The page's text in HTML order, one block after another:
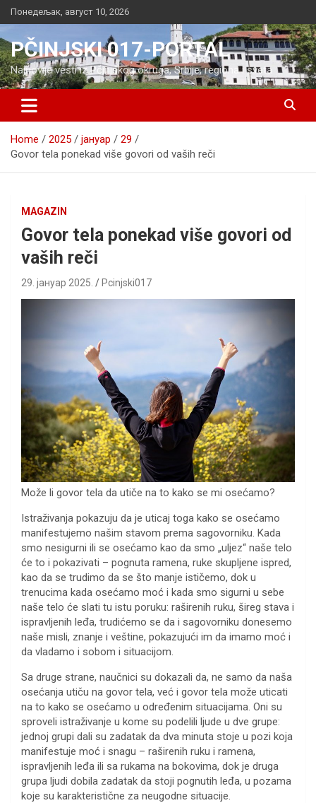
Skip
to
content
Понедељак, август 10, 2026
PČINJSKI 017-PORTAL
Najnovije vesti iz Pčinjskog okruga, Srbije, regiona i sveta
Home 2025 јануар
29
Govor tela ponekad više govori od vaših reči
MAGAZIN
Govor tela ponekad više govori od
vaših reči
29. јануар 2025. Pcinjski017
Može li govor tela da utiče na to kako se mi osećamo?
Istraživanja pokazuju da je uticaj toga kako se osećamo
manifestujemo našim stavom prema sagovorniku. Kada
smo nesigurni ili se osećamo kao da smo „uljez“ naše telo
će to i pokazivati – pognuta ramena, ruke skupljene ispred,
kao da se trudimo da se što manje ističemo, dok u
trenucima kada osećamo moć i kada smo sigurni u sebe
naše telo će slati tu istu poruku: raširenih ruku, šireg stava i
ispravljenih leđa, trudićemo se da i sagovorniku donesemo
naše misli, znanje i veštine, pokazujući im da imamo moć i
da vladamo i sobom i situacijom.
Sa druge strane, naučnici su dokazali da, ne samo da naša
osećanja utiču na govor tela, već i govor tela može uticati
na to kako se osećamo u određenim situacijama. Oni su
sproveli istraživanje u kome su podelili ljude u dve grupe:
jednoj grupi dali su zadatak da dva minuta stoje u pozi koja
manifestuje moć i snagu – raširenih ruku i ramena,
ispravljenih leđa ili sa rukama na bokovima, dok je druga
grupa ljudi dobila zadatak da stoji pognutih leđa, u pozama
koje su karakteristične za neugodne situacije.